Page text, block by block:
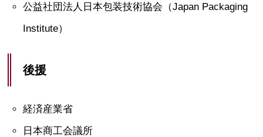
公益社団法人日本包装技術協会（Japan Packaging
Institute）
後援
経済産業省
日本商工会議所